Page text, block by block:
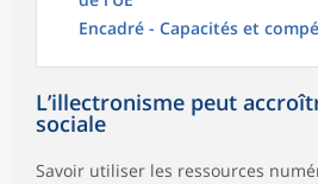
Encadré - Capacités et
L’illectronisme peut
sociale
Savoir utiliser les ressources